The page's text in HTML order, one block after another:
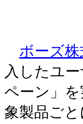
ボーズ株
入したユ
ペーン」
象製品ご